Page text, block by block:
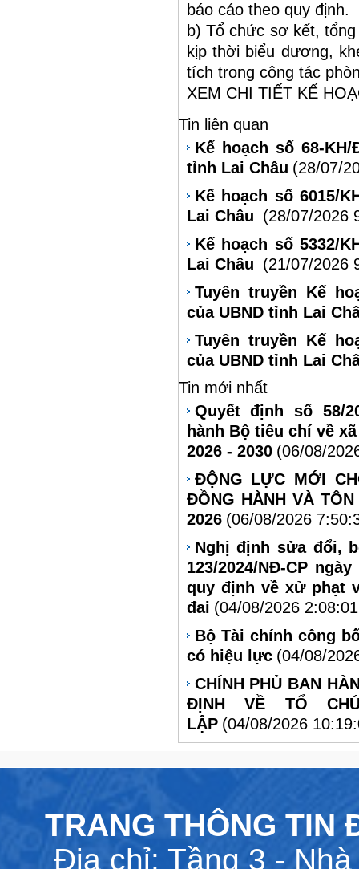
báo cáo theo quy định.
b) Tổ chức sơ kết,
kịp thời biểu dương,
tích trong công tác
XEM CHI TIẾT KẾ
Tin liên quan
Kế hoạch số 68-
tỉnh Lai Châu (28/07/
Kế hoạch số 6015/
Lai Châu (28/07/2026
Kế hoạch số 5332/
Lai Châu (21/07/2026
Tuyên truyền Kế
của UBND tỉnh Lai
Tuyên truyền Kế
của UBND tỉnh Lai
Tin mới nhất
Quyết định số 58/
hành Bộ tiêu chí về
2026 - 2030 (06/08/
ĐỘNG LỰC MỚI
ĐỒNG HÀNH VÀ
2026 (06/08/2026
Nghị định sửa đổi,
123/2024/NĐ-CP
quy định về xử phạt
đai (04/08/2026
Bộ Tài chính công
có hiệu lực (04/08/
CHÍNH PHỦ BAN
ĐỊNH VỀ TỔ
LẬP (04/08/2026
TRANG THÔNG TIN
Địa chỉ: Tầng 3 -